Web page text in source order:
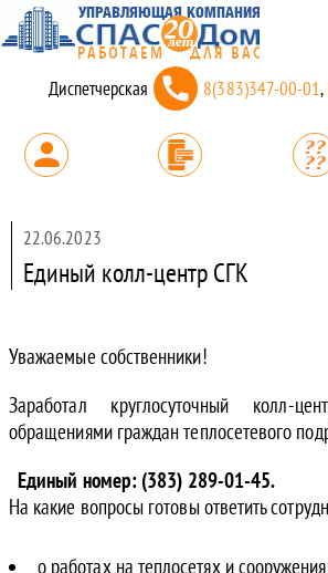
Диспетчерская 8(383)347-00-01,
22.06.2023
Единый колл-центр СГК
Уважаемые собственники!
Заработал круглосуточный колл-
обращениями граждан теплосетевого
Единый номер: (383) 289-01-45.
На какие вопросы готовы ответить
о работах на теплосетях и